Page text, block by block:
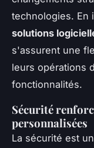
technologies. En
solutions
s'assurent une
leurs opérations
fonctionnalités.
Sécurité
personnalisées
La sécurité est